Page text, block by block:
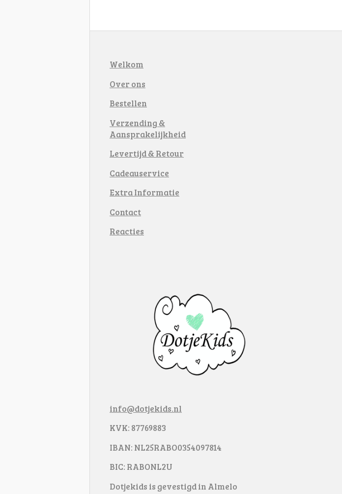
Welkom
Over ons
Bestellen
Verzending &
Aansprakelijkheid
Levertijd & Retour
Cadeauservice
Extra Informatie
Contact
Reacties
info@dotjekids.nl
KVK: 87769883
IBAN: NL25RABO0354097814
BIC: RABONL2U
Dotjekids is gevestigd in Almelo